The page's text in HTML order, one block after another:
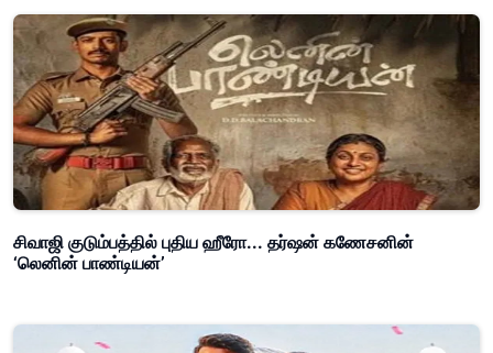
சிவாஜி குடும்பத்தில் புதிய ஹீரோ... தர்ஷன் கணேசனின்
‘லெனின் பாண்டியன்’